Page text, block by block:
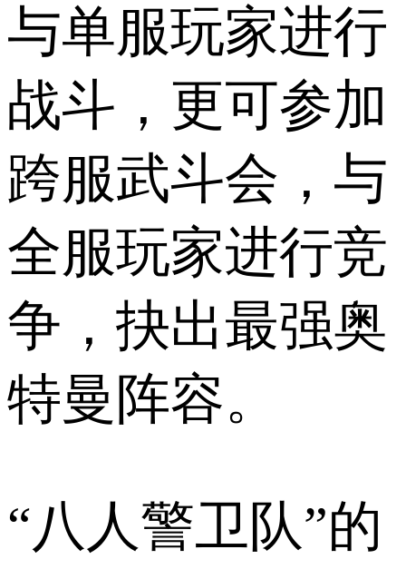
与单服玩家进行
战斗，更可参加
跨服武斗会，与
全服玩家进行竞
争，抉出最强奥
特曼阵容。
“八人警卫队”的